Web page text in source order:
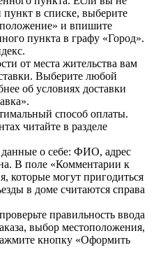
в списке, выберите
и впишите
пункта в графу «Город».
от места жительства вам
Выберите любой
об условиях доставки
способ оплаты.
читайте в разделе
о себе: ФИО, адрес
В поле «Комментарии к
которые могут пригодиться
в доме считаются справа
правильность ввода
выбор местоположения,
кнопку «Оформить